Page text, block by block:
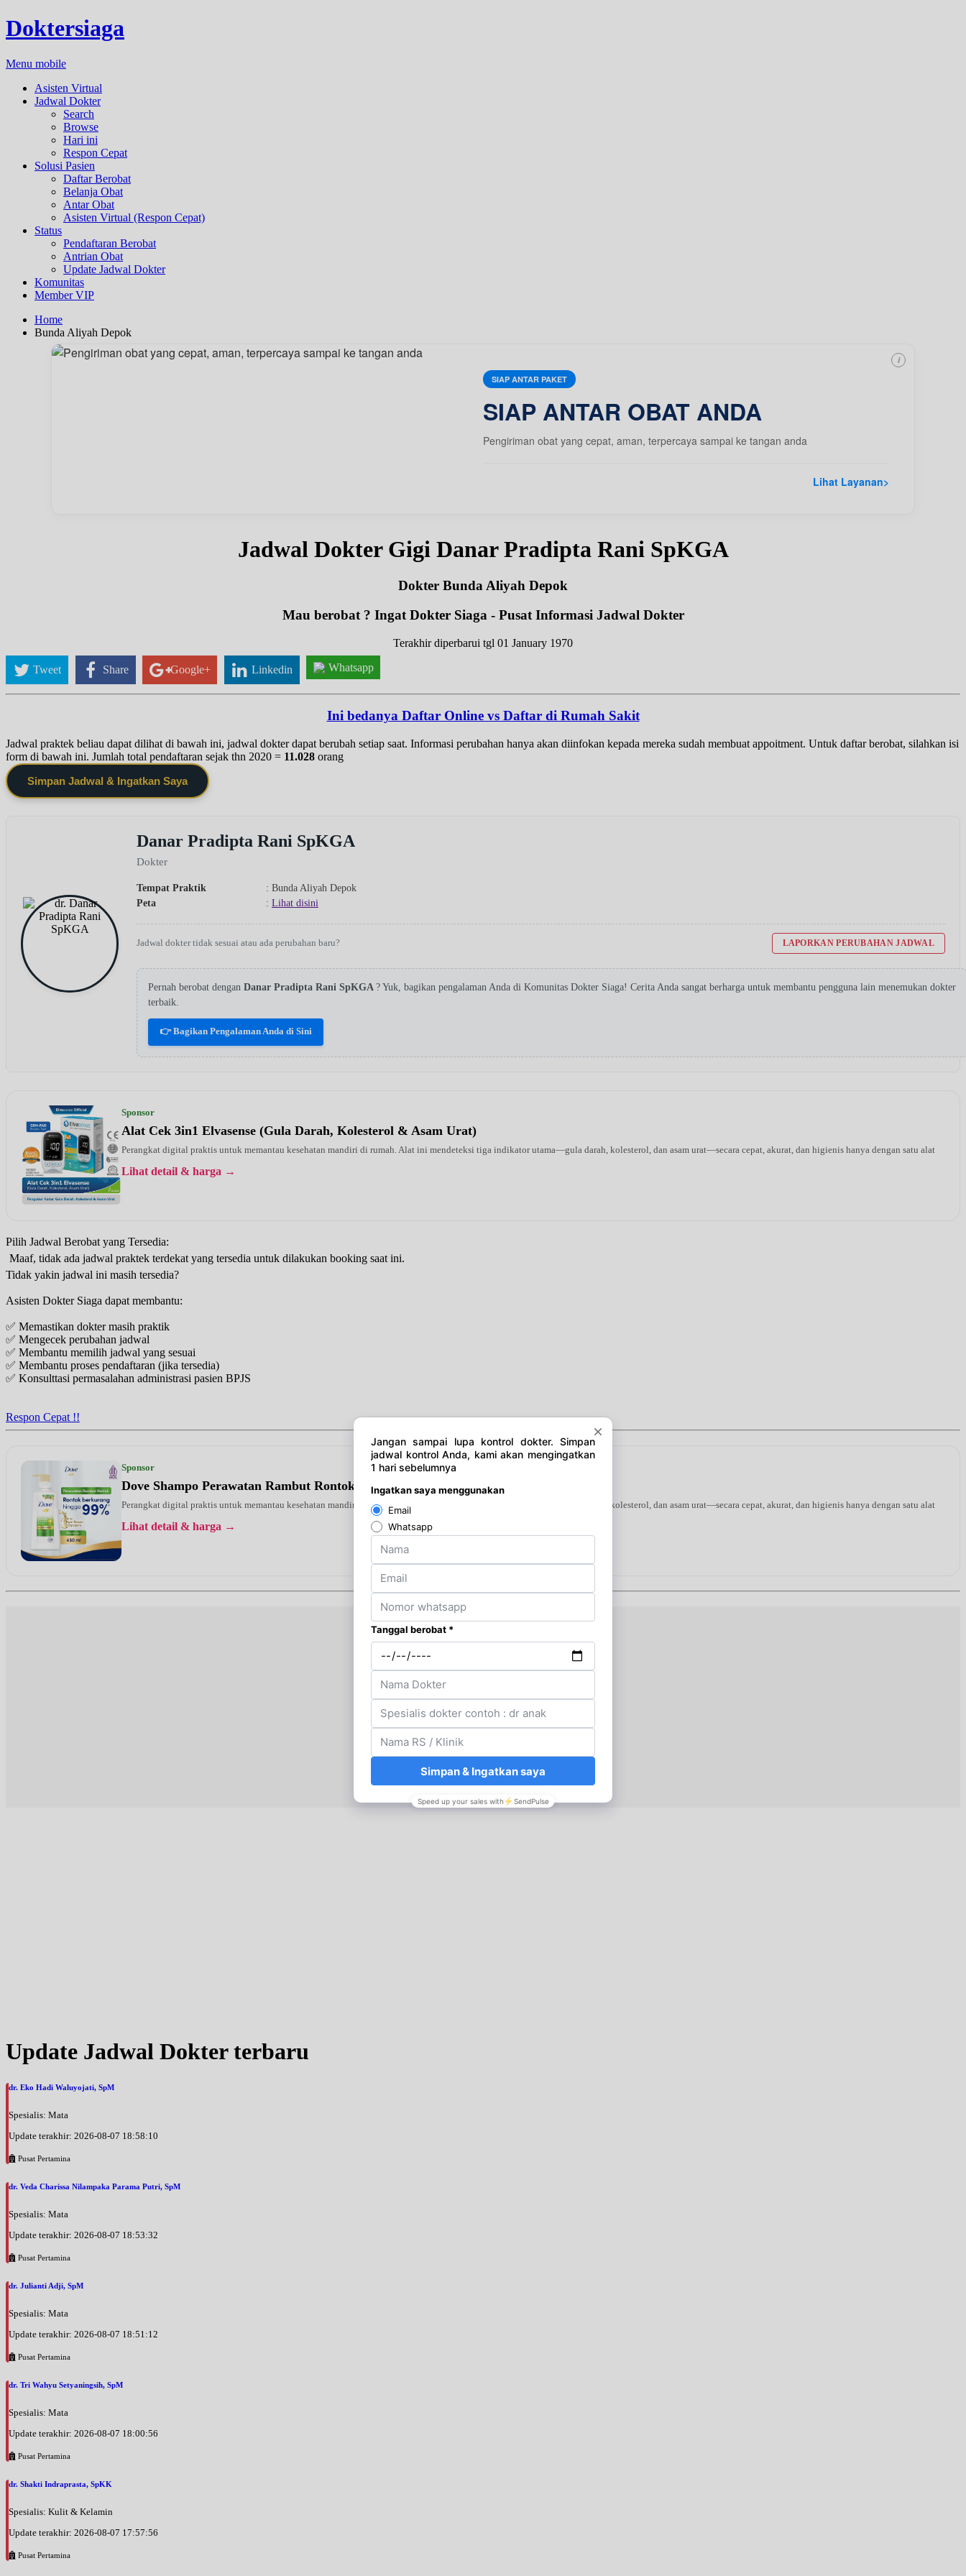
Doktersiaga
Menu mobile
Asisten Virtual
Jadwal Dokter
Search
Browse
Hari ini
Respon Cepat
Solusi Pasien
Daftar Berobat
Belanja Obat
Antar Obat
Asisten Virtual (Respon Cepat)
Status
Pendaftaran Berobat
Antrian Obat
Update Jadwal Dokter
Komunitas
Member VIP
Home
Bunda Aliyah Depok
SIAP ANTAR PAKET
SIAP ANTAR OBAT ANDA
Pengiriman obat yang cepat, aman, terpercaya sampai ke tangan anda
Lihat Layanan>
i
Jadwal Dokter Gigi Danar Pradipta Rani SpKGA
Dokter Bunda Aliyah Depok
Mau berobat ? Ingat Dokter Siaga - Pusat Informasi Jadwal Dokter
Terakhir diperbarui tgl 01 January 1970
Tweet Share Google+ Linkedin Whatsapp
Ini bedanya Daftar Online vs Daftar di Rumah Sakit
Jadwal praktek beliau dapat dilihat di bawah ini, jadwal dokter dapat berubah setiap saat. Informasi perubahan hanya akan diinfokan kepada mereka sudah membuat appoitment. Untuk daftar berobat, silahkan isi
form di bawah ini. Jumlah total pendaftaran sejak thn 2020 = 11.028 orang
Simpan Jadwal & Ingatkan Saya
Danar Pradipta Rani SpKGA
Dokter
Tempat Praktik
: Bunda Aliyah Depok
Peta
: Lihat disini
Jadwal dokter tidak sesuai atau ada perubahan baru? LAPORKAN PERUBAHAN JADWAL
Pernah berobat dengan Danar Pradipta Rani SpKGA ? Yuk, bagikan pengalaman Anda di Komunitas Dokter Siaga! Cerita Anda sangat berharga untuk membantu pengguna lain menemukan dokter
terbaik.
👉 Bagikan Pengalaman Anda di Sini
Sponsor
Alat Cek 3in1 Elvasense (Gula Darah, Kolesterol & Asam Urat)
Perangkat digital praktis untuk memantau kesehatan mandiri di rumah. Alat ini mendeteksi tiga indikator utama—gula darah, kolesterol, dan asam urat—secara cepat, akurat, dan higienis hanya dengan satu alat
Lihat detail & harga →
Pilih Jadwal Berobat yang Tersedia:
Maaf, tidak ada jadwal praktek terdekat yang tersedia untuk dilakukan booking saat ini.
Tidak yakin jadwal ini masih tersedia?
Asisten Dokter Siaga dapat membantu:
✅ Memastikan dokter masih praktik
✅ Mengecek perubahan jadwal
✅ Membantu memilih jadwal yang sesuai
✅ Membantu proses pendaftaran (jika tersedia)
✅ Konsulttasi permasalahan administrasi pasien BPJS
Respon Cepat !!
Sponsor
Dove Shampo Perawatan Rambut Rontok Sampo
Perangkat digital praktis untuk memantau kesehatan mandiri di rumah. Alat ini mendeteksi tiga indikator utama—gula darah, kolesterol, dan asam urat—secara cepat, akurat, dan higienis hanya dengan satu alat
Lihat detail & harga →
Update Jadwal Dokter terbaru
dr. Eko Hadi Waluyojati, SpM
Spesialis: Mata
Update terakhir: 2026-08-07 18:58:10
Pusat Pertamina
dr. Veda Charissa Nilampaka Parama Putri, SpM
Spesialis: Mata
Update terakhir: 2026-08-07 18:53:32
Pusat Pertamina
dr. Julianti Adji, SpM
Spesialis: Mata
Update terakhir: 2026-08-07 18:51:12
Pusat Pertamina
dr. Tri Wahyu Setyaningsih, SpM
Spesialis: Mata
Update terakhir: 2026-08-07 18:00:56
Pusat Pertamina
dr. Shakti Indraprasta, SpKK
Spesialis: Kulit & Kelamin
Update terakhir: 2026-08-07 17:57:56
Pusat Pertamina